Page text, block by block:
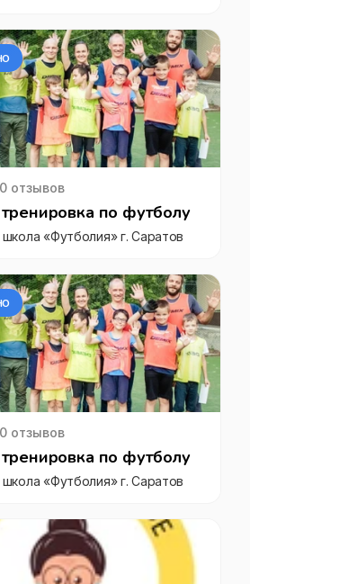
0 отзывов
по футболу
«Футболия» г. Саратов
0 отзывов
по футболу
«Футболия» г. Саратов